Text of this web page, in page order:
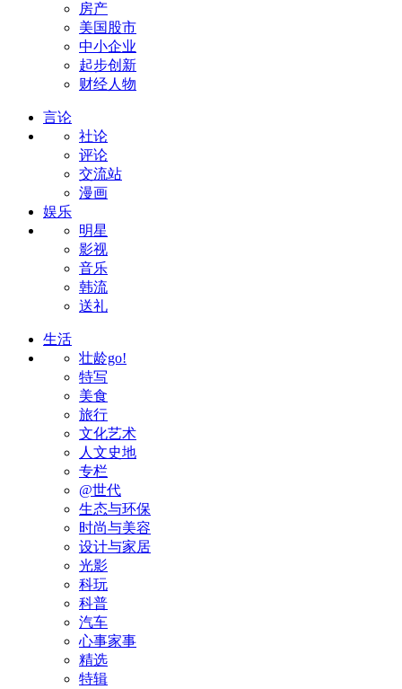
房产
美国股市
中小企业
起步创新
财经人物
言论
社论
评论
交流站
漫画
娱乐
明星
影视
音乐
韩流
送礼
生活
壮龄go!
特写
美食
旅行
文化艺术
人文史地
专栏
@世代
生态与环保
时尚与美容
设计与家居
光影
科玩
科普
汽车
心事家事
精选
特辑